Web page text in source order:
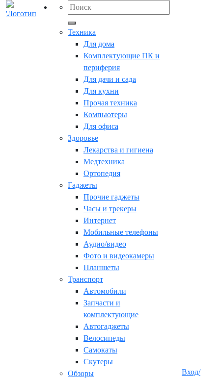
Техника
Для дома
Комплектующие ПК и
периферия
Для дачи и сада
Для кухни
Прочая техника
Компьютеры
Для офиса
Здоровье
Лекарства и гигиена
Медтехника
Ортопедия
Гаджеты
Прочие гаджеты
Часы и трекеры
Интернет
Мобильные телефоны
Аудио/видео
Фото и видеокамеры
Планшеты
Транспорт
Автомобили
Запчасти и
комплектующие
Автогаджеты
Велосипеды
Самокаты
Скутеры
Обзоры
Вход/